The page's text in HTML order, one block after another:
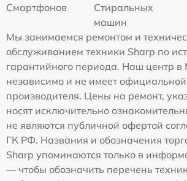
Смартфонов
Стиральных
машин
Мы занимаемся ремонтом и
обслуживанием техники Sharp по
гарантийного периода. Наш центр в
независимо и не имеет
производителя. Цены на ремонт,
носят исключительно
не являются публичной офертой
ГК РФ. Названия и обозначения
Sharp упоминаются только в
— чтобы обозначить перечень